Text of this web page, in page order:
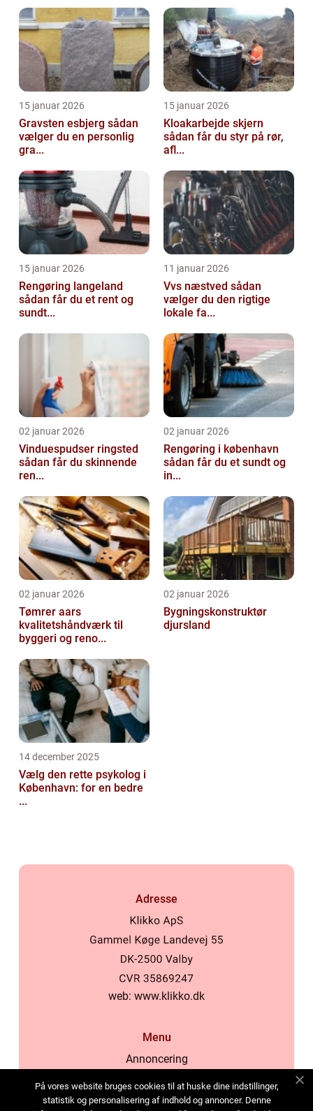
15 januar 2026
Gravsten esbjerg sådan
vælger du en personlig
gra...
15 januar 2026
Kloakarbejde skjern
sådan får du styr på rør,
afl...
15 januar 2026
Rengøring langeland
sådan får du et rent og
sundt...
11 januar 2026
Vvs næstved sådan
vælger du den rigtige
lokale fa...
02 januar 2026
Vinduespudser ringsted
sådan får du skinnende
ren...
02 januar 2026
Rengøring i københavn
sådan får du et sundt og
in...
02 januar 2026
Tømrer aars
kvalitetshåndværk til
byggeri og reno...
02 januar 2026
Bygningskonstruktør
djursland
14 december 2025
Vælg den rette psykolog i
København: for en bedre
...
Adresse
web: www.klikko.dk
Menu
Annoncering
Cookies
På vores website bruges cookies til at huske dine indstillinger,
statistik og personalisering af indhold og annoncer. Denne